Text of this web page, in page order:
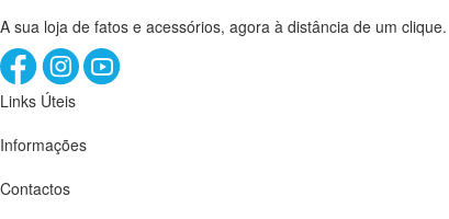
A sua loja de fatos e acessórios, agora à distância de um clique.
Links Úteis
Informações
Contactos